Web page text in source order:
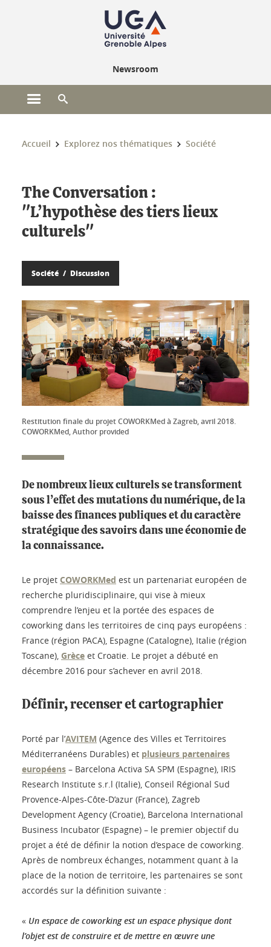
Newsroom
Ouvrir le menu principal
Vous êtes ici :
Accueil Explorez nos thématiques Société
The Conversation :
"L’hypothèse des tiers lieux
culturels"
Société Discussion
Restitution finale du projet COWORKMed à Zagreb, avril 2018.
COWORKMed, Author provided
De nombreux lieux culturels se transforment
sous l’effet des mutations du numérique, de la
baisse des finances publiques et du caractère
stratégique des savoirs dans une économie de
la connaissance.
Le projet COWORKMed est un partenariat européen de
recherche pluridisciplinaire, qui vise à mieux
comprendre l’enjeu et la portée des espaces de
coworking dans les territoires de cinq pays européens :
France (région PACA), Espagne (Catalogne), Italie (région
Toscane), Grèce et Croatie. Le projet a débuté en
décembre 2016 pour s’achever en avril 2018.
Définir, recenser et cartographier
Porté par l’AVITEM (Agence des Villes et Territoires
Méditerranéens Durables) et plusieurs partenaires
européens – Barcelona Activa SA SPM (Espagne), IRIS
Research Institute s.r.l (Italie), Conseil Régional Sud
Provence-Alpes-Côte-D’azur (France), Zagreb
Development Agency (Croatie), Barcelona International
Business Incubator (Espagne) – le premier objectif du
projet a été de définir la notion d’espace de coworking.
Après de nombreux échanges, notamment quant à la
place de la notion de territoire, les partenaires se sont
accordés sur la définition suivante :
« Un espace de coworking est un espace physique dont
l’objet est de construire et de mettre en œuvre une